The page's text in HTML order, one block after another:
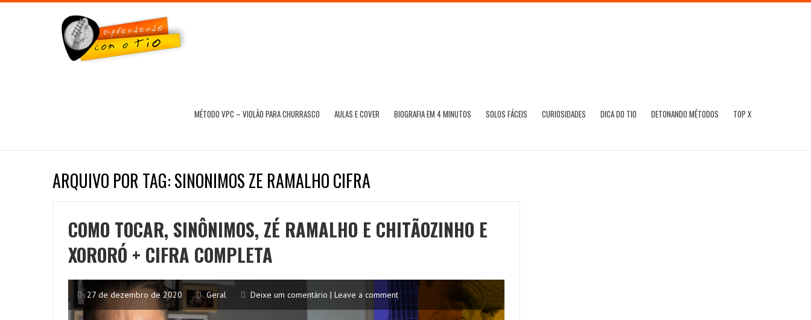
MÉTODO VPC – VIOLÃO PARA CHURRASCO AULAS E COVER BIOGRAFIA EM 4 MINUTOS SOLOS FÁCEIS CURIOSIDADES DICA DO TIO DETONANDO MÉTODOS TOP X
ARQUIVO POR TAG: SINONIMOS ZE RAMALHO CIFRA
COMO TOCAR, SINÔNIMOS, ZÉ RAMALHO E CHITÃOZINHO E
XORORÓ + CIFRA COMPLETA
27 de dezembro de 2020 Geral Deixe um comentário | Leave a comment